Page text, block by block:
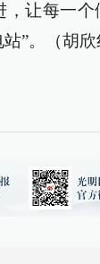
，让每一
”。（胡欣